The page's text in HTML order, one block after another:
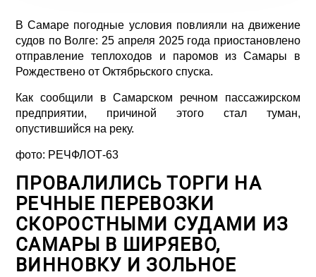
В Самаре погодные условия повлияли на движение
судов по Волге: 25 апреля 2025 года приостановлено
отправление теплоходов и паромов из Самары в
Рождествено от Октябрьского спуска.
Как сообщили в Самарском речном пассажирском
предприятии, причиной этого стал туман,
опустившийся на реку.
фото: РЕЧФЛОТ-63
ПРОВАЛИЛИСЬ ТОРГИ НА
РЕЧНЫЕ ПЕРЕВОЗКИ
СКОРОСТНЫМИ СУДАМИ ИЗ
САМАРЫ В ШИРЯЕВО,
ВИННОВКУ И ЗОЛЬНОЕ